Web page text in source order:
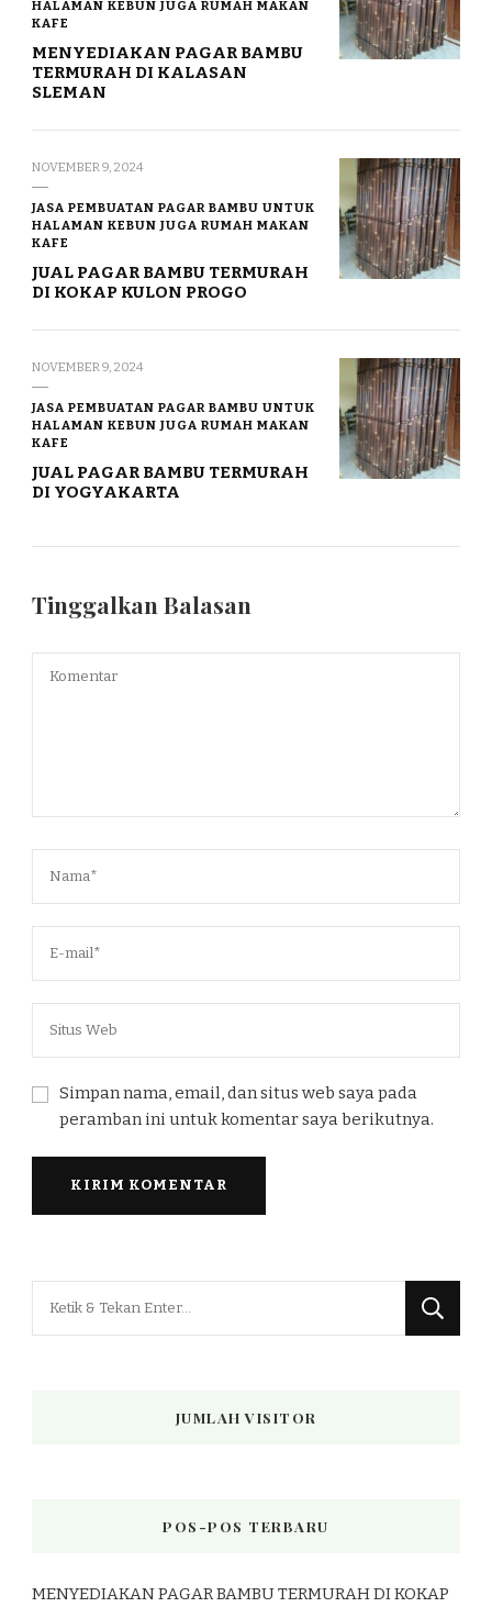
HALAMAN KEBUN JUGA RUMAH MAKAN
KAFE
MENYEDIAKAN PAGAR BAMBU
TERMURAH DI KALASAN
SLEMAN
NOVEMBER 9, 2024
JASA PEMBUATAN PAGAR BAMBU UNTUK
HALAMAN KEBUN JUGA RUMAH MAKAN
KAFE
JUAL PAGAR BAMBU TERMURAH
DI KOKAP KULON PROGO
NOVEMBER 9, 2024
JASA PEMBUATAN PAGAR BAMBU UNTUK
HALAMAN KEBUN JUGA RUMAH MAKAN
KAFE
JUAL PAGAR BAMBU TERMURAH
DI YOGYAKARTA
Tinggalkan Balasan
Simpan nama, email, dan situs web saya pada
peramban ini untuk komentar saya berikutnya.
JUMLAH VISITOR
POS-POS TERBARU
MENYEDIAKAN PAGAR BAMBU TERMURAH DI KOKAP